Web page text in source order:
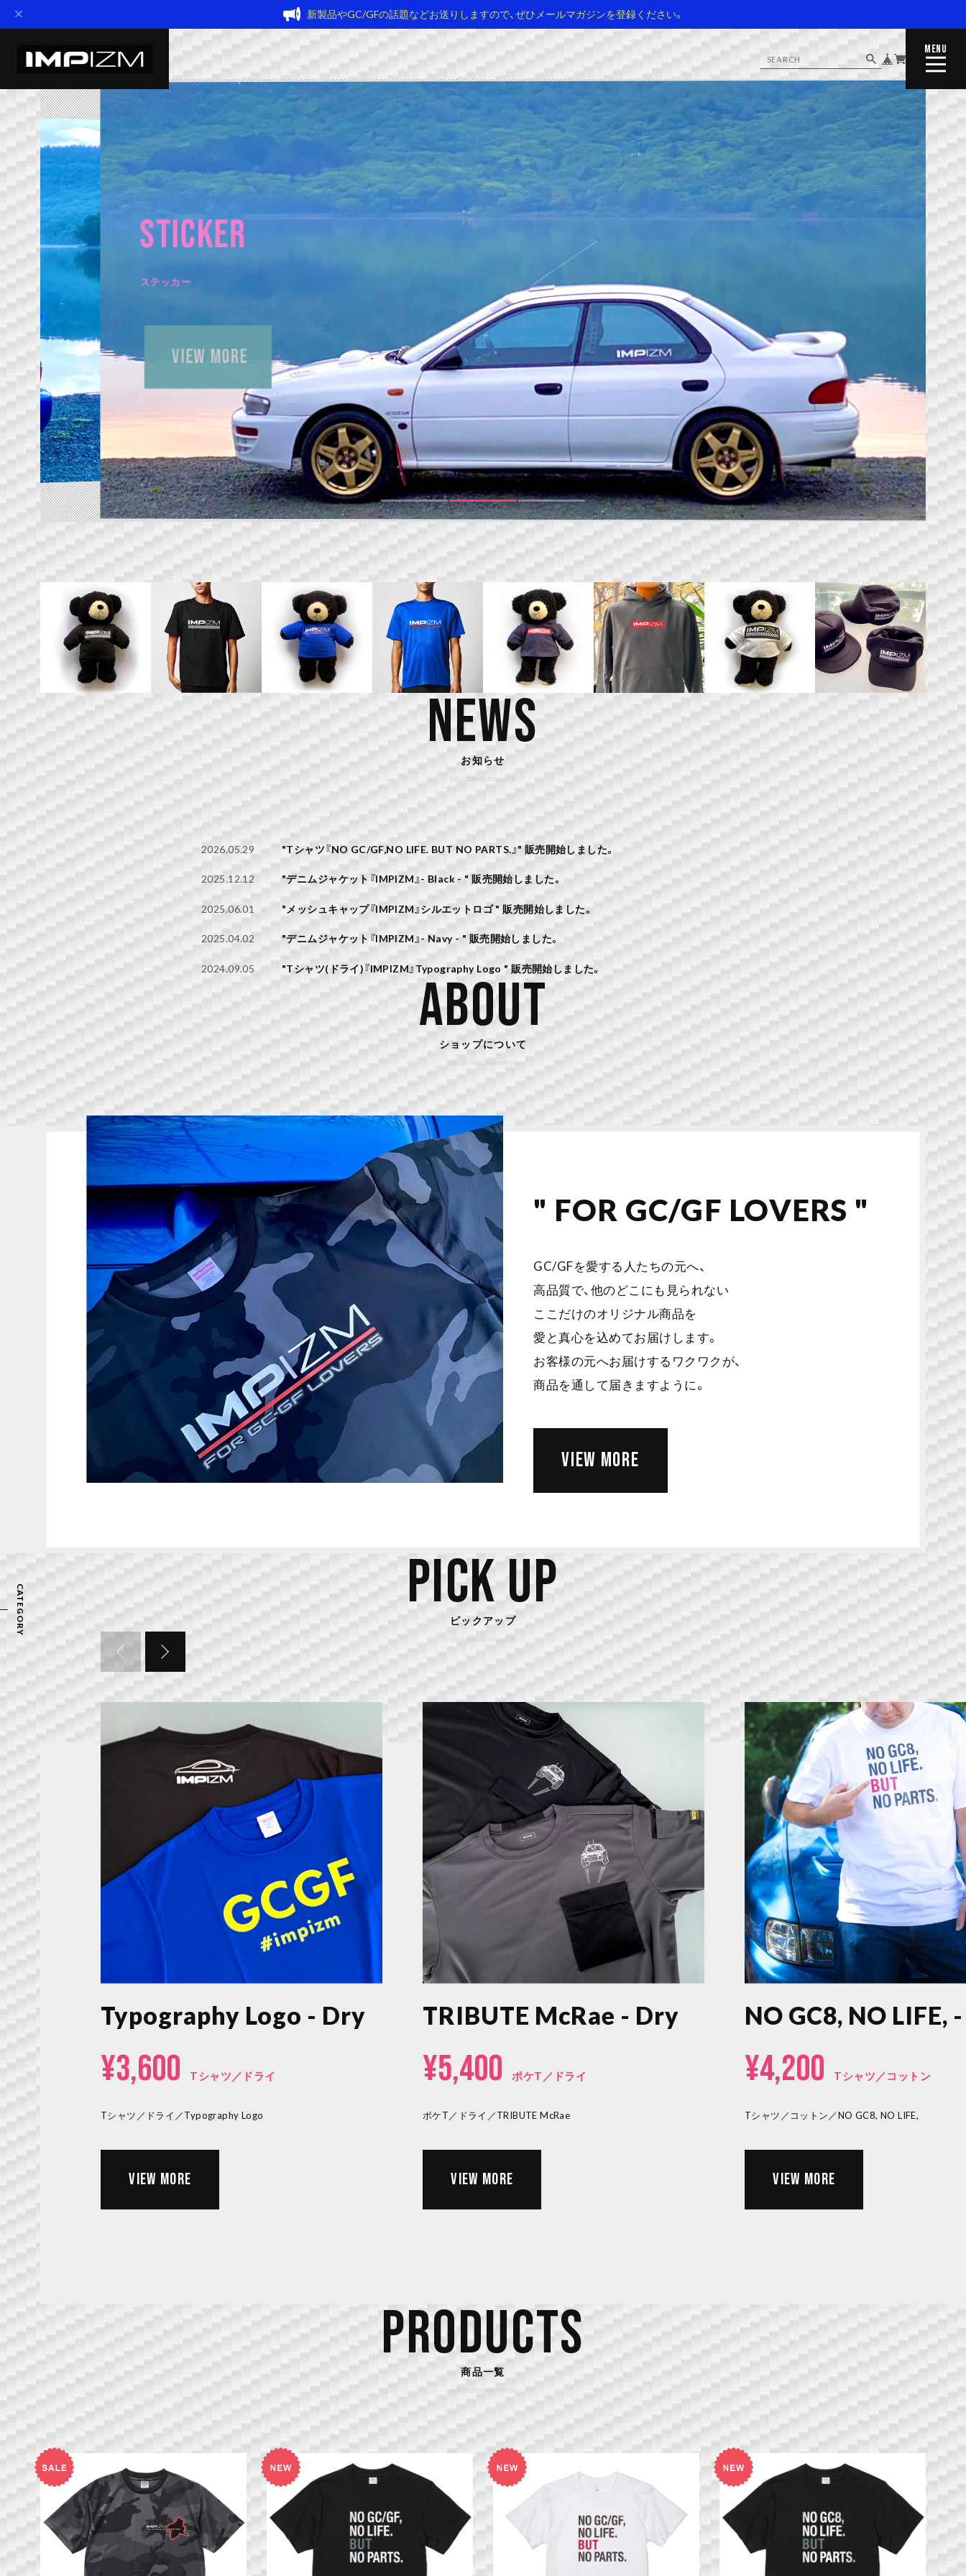
新製品やGC/GFの話題などお送りしますので、ぜひメールマガジンを登録ください。
MENU
CLOSE
CATEGORY
Sticker
ステッカー
VIEW MORE
NEWS
お知らせ
2026.05.29 "Tシャツ『NO GC/GF,NO LIFE. BUT NO PARTS.』" 販売開始しました。
2025.12.12 "デニムジャケット『IMPIZM』- Black - " 販売開始しました。
2025.06.01 "メッシュキャップ『IMPIZM』シルエットロゴ " 販売開始しました。
2025.04.02 "デニムジャケット『IMPIZM』- Navy - " 販売開始しました。
2024.09.05 "Tシャツ(ドライ)『IMPIZM』Typography Logo " 販売開始しました。
ABOUT
ショップについて
" FOR GC/GF LOVERS "
GC/GFを愛する人たちの元へ、
高品質で、他のどこにも見られない
ここだけのオリジナル商品を
愛と真心を込めてお届けします。
お客様の元へお届けするワクワクが、
商品を通して届きますように。
VIEW MORE
PICK UP
ピックアップ
Typography Logo - Dry
¥3,600 Tシャツ／ドライ
Tシャツ／ドライ／Typography Logo
VIEW MORE
TRIBUTE McRae - Dry
¥5,400 ポケT／ドライ
ポケT／ドライ／TRIBUTE McRae
VIEW MORE
NO GC8, NO LIFE,
¥4,200 Tシャツ／コットン
Tシャツ／コットン／NO GC8, NO LIFE,
VIEW MORE
PRODUCTS
商品一覧